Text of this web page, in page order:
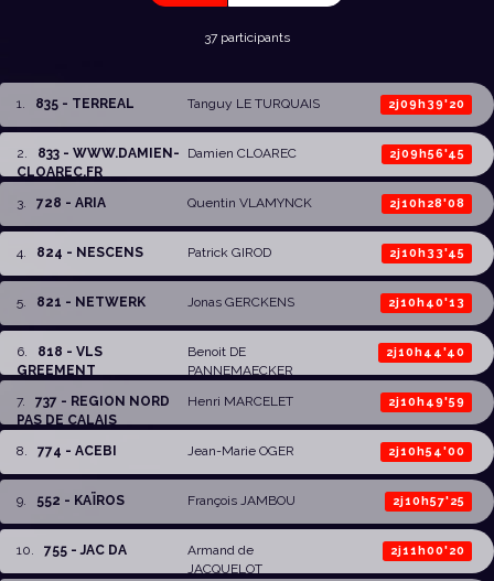
37 participants
1. 835 - TERREAL Tanguy LE TURQUAIS 2j09h39'20
2. 833 - WWW.DAMIEN-
CLOAREC.FR
Damien CLOAREC 2j09h56'45
3. 728 - ARIA Quentin VLAMYNCK 2j10h28'08
4. 824 - NESCENS Patrick GIROD 2j10h33'45
5. 821 - NETWERK Jonas GERCKENS 2j10h40'13
6. 818 - VLS
GREEMENT
Benoit DE
PANNEMAECKER
2j10h44'40
7. 737 - REGION NORD
PAS DE CALAIS
Henri MARCELET 2j10h49'59
8. 774 - ACEBI Jean-Marie OGER 2j10h54'00
9. 552 - KAÏROS François JAMBOU 2j10h57'25
10. 755 - JAC DA
Armand de
JACQUELOT
2j11h00'20